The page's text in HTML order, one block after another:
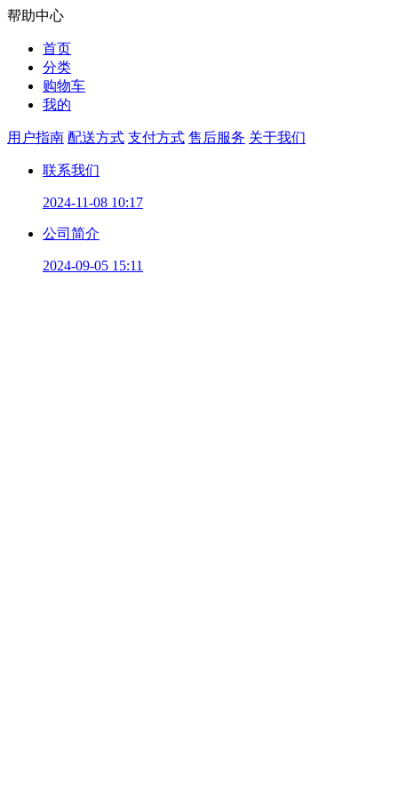
帮助中心
首页
分类
购物车
我的
用户指南 配送方式 支付方式 售后服务 关于我们
联系我们
2024-11-08 10:17
公司简介
2024-09-05 15:11